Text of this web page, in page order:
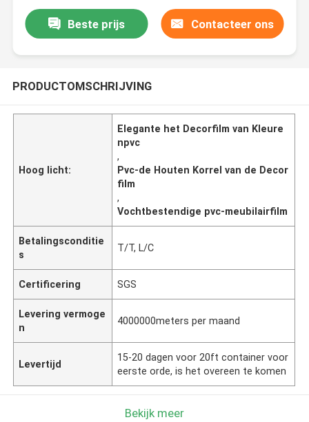
Beste prijs Contacteer ons
PRODUCTOMSCHRIJVING
Hoog licht:
Elegante het Decorfilm van Kleure
npvc
,
Pvc-de Houten Korrel van de Decor
film
,
Vochtbestendige pvc-meubilairfilm
Betalingsconditie
s
T/T, L/C
Certificering SGS
Levering vermoge
n
4000000meters per maand
Levertijd
15-20 dagen voor 20ft container voor
eerste orde, is het overeen te komen
Bekijk meer